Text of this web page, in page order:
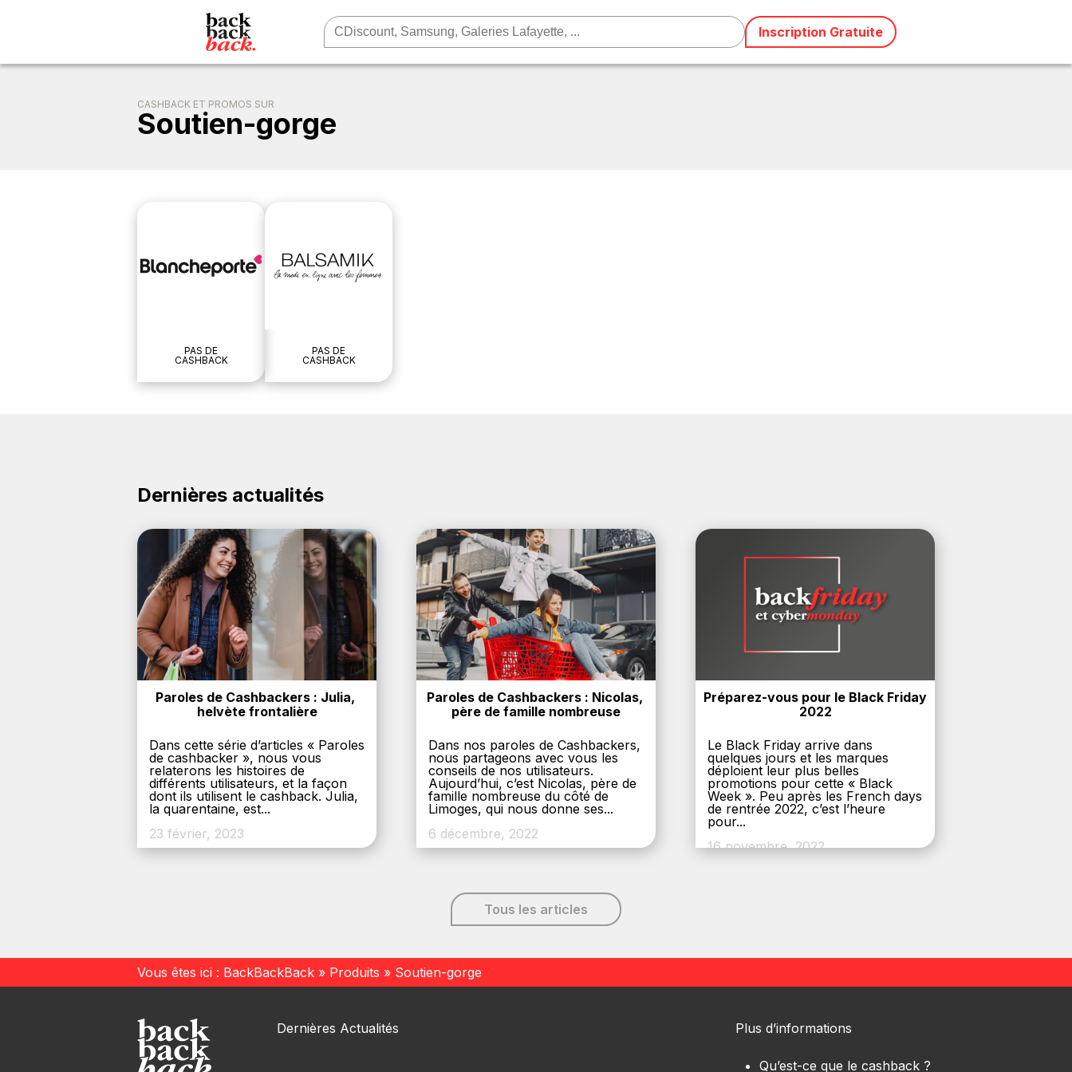
CASHBACK ET PROMOS SUR
Soutien-gorge
PAS DE
CASHBACK
PAS DE
CASHBACK
Dernières actualités
Paroles de Cashbackers : Julia,
helvète frontalière
Dans cette série d’articles « Paroles
de cashbacker », nous vous
relaterons les histoires de
différents utilisateurs, et la façon
dont ils utilisent le cashback. Julia,
la quarentaine, est...
23 février, 2023
Paroles de Cashbackers : Nicolas,
père de famille nombreuse
Dans nos paroles de Cashbackers,
nous partageons avec vous les
conseils de nos utilisateurs.
Aujourd’hui, c’est Nicolas, père de
famille nombreuse du côté de
Limoges, qui nous donne ses...
6 décembre, 2022
Préparez-vous pour le Black Friday
2022
Le Black Friday arrive dans
quelques jours et les marques
déploient leur plus belles
promotions pour cette « Black
Week ». Peu après les French days
de rentrée 2022, c’est l’heure
pour...
16 novembre, 2022
Tous les articles
Inscription Gratuite
Vous êtes ici : BackBackBack » Produits » Soutien-gorge
Dernières Actualités Plus d’informations
Qu’est-ce que le cashback ?